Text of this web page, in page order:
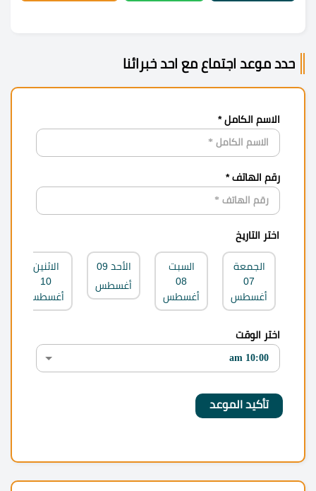
حدد موعد اجتماع مع احد خبرائنا
الاسم الكامل *
رقم الهاتف *
اختر التاريخ
الجمعة
07
أغسطس
السبت
08
أغسطس
الأحد 09
أغسطس
الاثنين
10
أغسطس
اختر الوقت